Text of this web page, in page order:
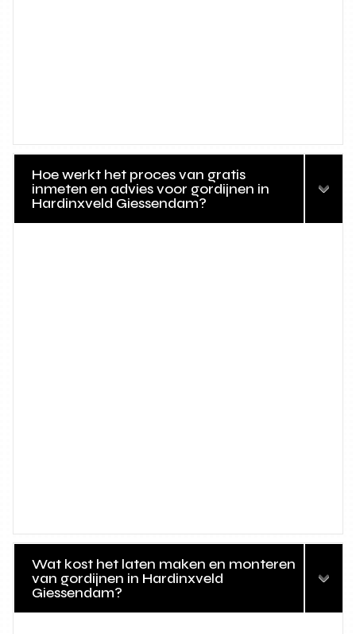
Hoe werkt het proces van gratis
inmeten en advies voor gordijnen in
Hardinxveld Giessendam?
Wat kost het laten maken en monteren
van gordijnen in Hardinxveld
Giessendam?